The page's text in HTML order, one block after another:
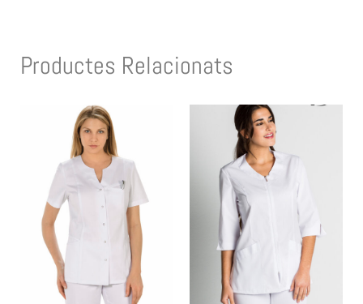
Productes Relacionats